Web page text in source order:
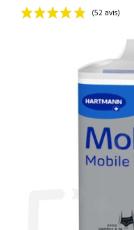
(52 avis)